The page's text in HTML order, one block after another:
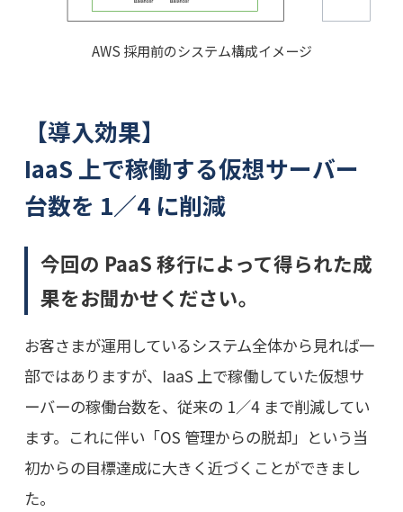
AWS 採用前のシステム構成イメージ
【導入効果】
IaaS 上で稼働する仮想サーバー
台数を 1／4 に削減
今回の PaaS 移行によって得られた成
果をお聞かせください。
お客さまが運用しているシステム全体から見れば一
部ではありますが、IaaS 上で稼働していた仮想サ
ーバーの稼働台数を、従来の 1／4 まで削減してい
ます。これに伴い「OS 管理からの脱却」という当
初からの目標達成に大きく近づくことができまし
た。